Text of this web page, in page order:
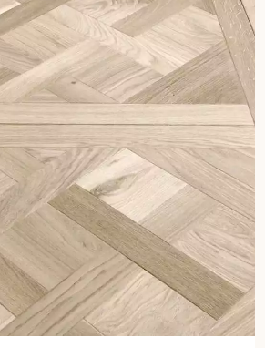
et la pose de votre parquet.
Parquets vous appelle
un rendez-vous personnalisé